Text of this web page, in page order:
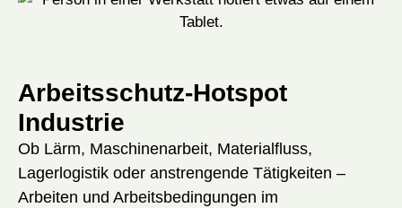
Arbeitsschutz-Hotspot
Industrie
Ob Lärm, Maschinenarbeit, Materialfluss,
Lagerlogistik oder anstrengende Tätigkeiten –
Arbeiten und Arbeitsbedingungen im